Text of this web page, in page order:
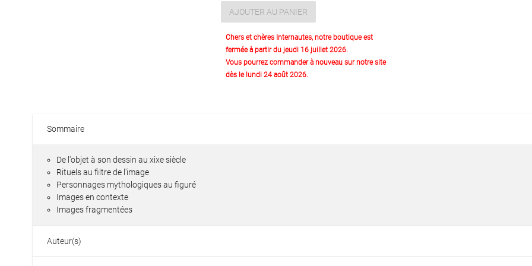
AJOUTER AU PANIER
Chers et chères Internautes, notre boutique est
fermée à partir du jeudi 16 juillet 2026.
Vous pourrez commander à nouveau sur notre site
dès le lundi 24 août 2026.
Sommaire
De l'objet à son dessin au xixe siècle
Rituels au filtre de l'image
Personnages mythologiques au figuré
Images en contexte
Images fragmentées
Auteur(s)